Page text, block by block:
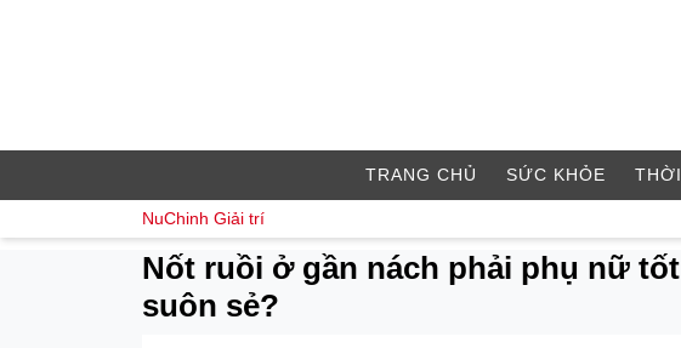
TRANG CHỦ SỨC KHỎE
NuChinh Giải trí
Nốt ruồi ở gần nách phải phụ nữ
suôn sẻ?